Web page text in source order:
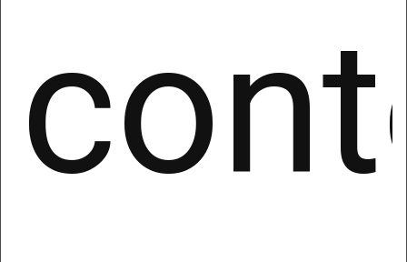
perché questa è la
piattaforma Ai
online perfetta per
te.